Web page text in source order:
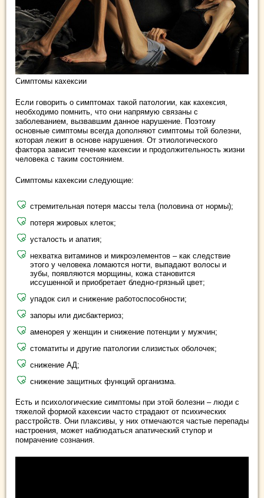
Симптомы кахексии
Если говорить о симптомах такой патологии, как кахексия,
необходимо помнить, что они напрямую связаны с
заболеванием, вызвавшим данное нарушение. Поэтому
основные симптомы всегда дополняют симптомы той болезни,
которая лежит в основе нарушения. От этиологического
фактора зависит течение кахексии и продолжительность жизни
человека с таким состоянием.
Симптомы кахексии следующие:
стремительная потеря массы тела (половина от нормы);
потеря жировых клеток;
усталость и апатия;
нехватка витаминов и микроэлементов – как следствие
этого у человека ломаются ногти, выпадают волосы и
зубы, появляются морщины, кожа становится
иссушенной и приобретает бледно-грязный цвет;
упадок сил и снижение работоспособности;
запоры или дисбактериоз;
аменорея у женщин и снижение потенции у мужчин;
стоматиты и другие патологии слизистых оболочек;
снижение АД;
снижение защитных функций организма.
Есть и психологические симптомы при этой болезни – люди с
тяжелой формой кахексии часто страдают от психических
расстройств. Они плаксивы, у них отмечаются частые перепады
настроения, может наблюдаться апатический ступор и
помрачение сознания.